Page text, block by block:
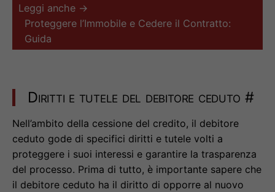
Leggi anche →
Proteggere l’Immobile e Cedere il Contratto:
Guida
Diritti e tutele del debitore ceduto #
Nell’ambito della cessione del credito, il debitore
ceduto gode di specifici diritti e tutele volti a
proteggere i suoi interessi e garantire la trasparenza
del processo. Prima di tutto, è importante sapere che
il debitore ceduto ha il diritto di opporre al nuovo